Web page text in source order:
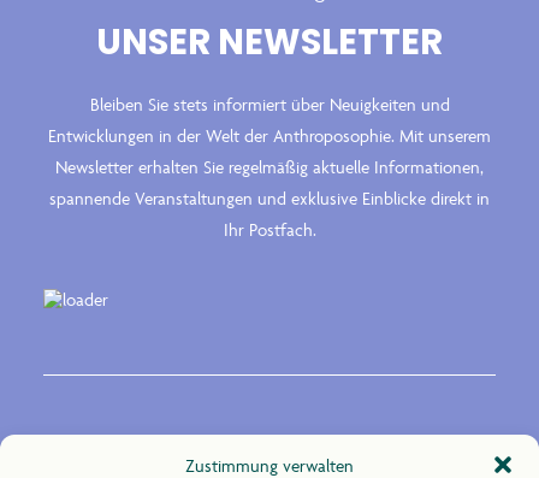
Zustimmung verwalten
UNSER NEWSLETTER
Bleiben Sie stets informiert über Neuigkeiten und
Entwicklungen in der Welt der Anthroposophie. Mit unserem
Newsletter erhalten Sie regelmäßig aktuelle Informationen,
spannende Veranstaltungen und exklusive Einblicke direkt in
Ihr Postfach.